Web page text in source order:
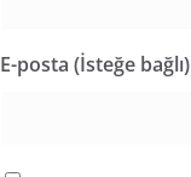
E-posta (İsteğe bağlı)